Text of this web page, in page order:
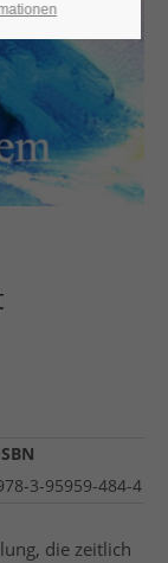
3-95959-484-4
die zeitlich